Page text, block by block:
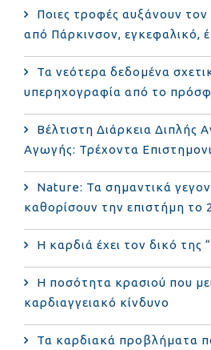
Ποιες τροφές αυξάνουν
από Πάρκινσον, εγκεφαλικό,
Τα νεότερα δεδομένα
υπερηχογραφία από το
Bέλτιστη Διάρκεια Διπλής
Αγωγής: Τρέχοντα
Nature: Τα σημαντικά
καθορίσουν την επιστήμη το
Η καρδιά έχει τον δικό της
Η ποσότητα κρασιού που
καρδιαγγειακό κίνδυνο
Τα καρδιακά προβλήματα